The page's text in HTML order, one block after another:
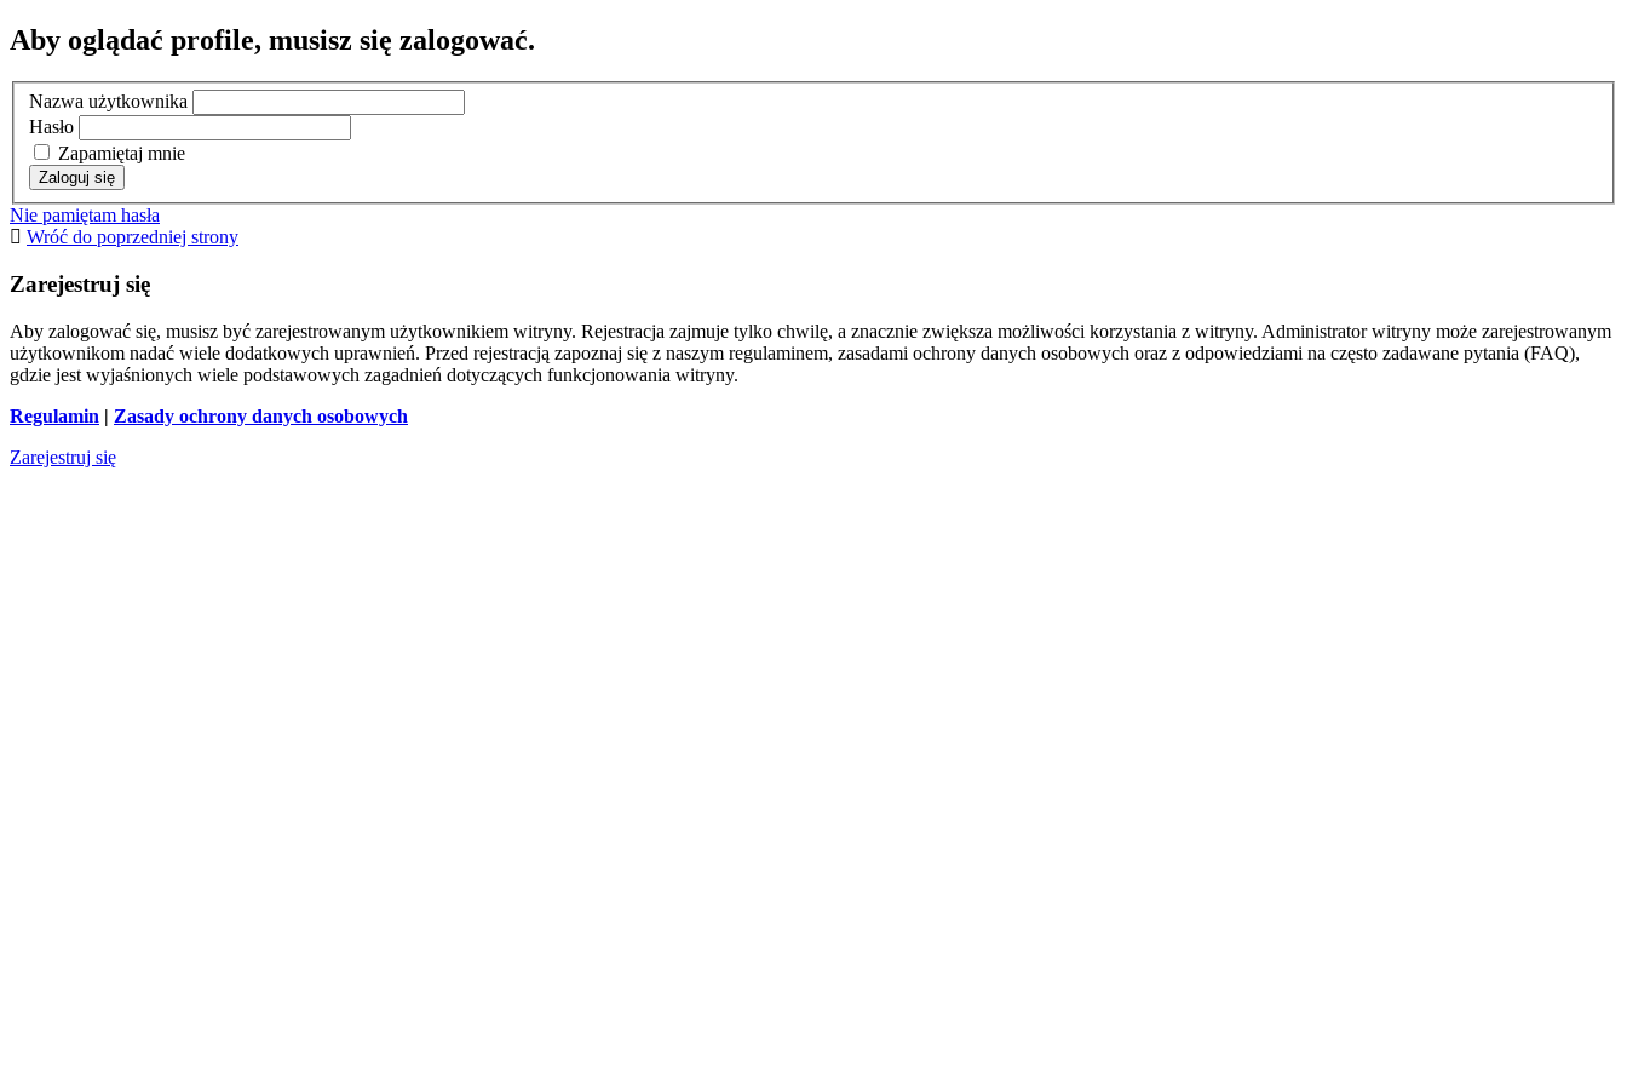
Aby oglądać profile, musisz się zalogować.
Nazwa użytkownika
Hasło
Zapamiętaj mnie
Nie pamiętam hasła
Wróć do poprzedniej strony
Zarejestruj się
Aby zalogować się, musisz być zarejestrowanym użytkownikiem witryny. Rejestracja zajmuje tylko chwilę, a znacznie zwiększa możliwości korzystania z witryny. Administrator witryny może zarejestrowanym
użytkownikom nadać wiele dodatkowych uprawnień. Przed rejestracją zapoznaj się z naszym regulaminem, zasadami ochrony danych osobowych oraz z odpowiedziami na często zadawane pytania (FAQ),
gdzie jest wyjaśnionych wiele podstawowych zagadnień dotyczących funkcjonowania witryny.
Regulamin | Zasady ochrony danych osobowych
Zarejestruj się